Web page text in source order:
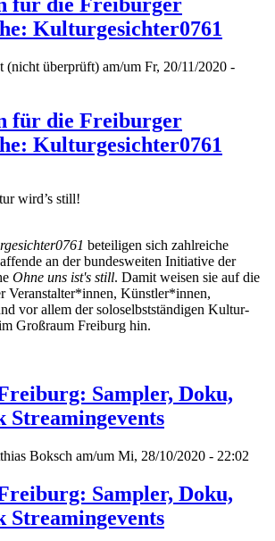
für die Freiburger
Kulturgesichter0761
(nicht überprüft) am/um Fr, 20/11/2020 -
für die Freiburger
Kulturgesichter0761
wird’s still!
beteiligen sich zahlreiche
an der bundesweiten Initiative der
Ohne uns ist's still. Damit weisen sie auf die
Veranstalter*innen, Künstler*innen,
vor allem der soloselbstständigen Kultur-
Großraum Freiburg hin.
Sampler, Doku,
Streamingevents
Boksch am/um Mi, 28/10/2020 - 22:02
Sampler, Doku,
Streamingevents